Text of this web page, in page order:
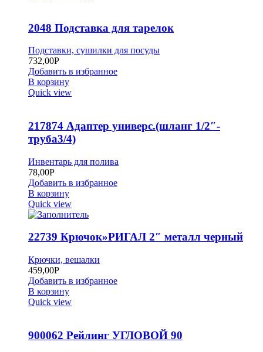
2048 Подставка для тарелок
Подставки, сушилки для посуды
732,00Р
Добавить в избранное
В корзину
Quick view
217874 Адаптер универс.(шланг 1/2″-
труба3/4)
Инвентарь для полива
78,00Р
Добавить в избранное
В корзину
Quick view
22739 Крючок»РИГАЛ 2″ металл черный
Крючки, вешалки
459,00Р
Добавить в избранное
В корзину
Quick view
900062 Рейлинг УГЛОВОЙ 90